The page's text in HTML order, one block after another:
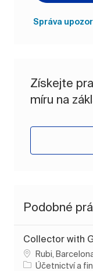
Správa
Získejte
míru na
Podobné
Collector with
Umístění
Rubi,
Kategorie
Účetnictví a